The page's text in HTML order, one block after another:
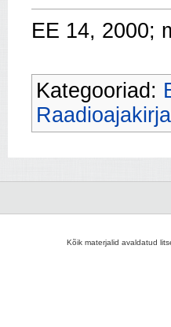
EE 14, 2000;
Kategooriad:
Kõik materjalid avaldatud